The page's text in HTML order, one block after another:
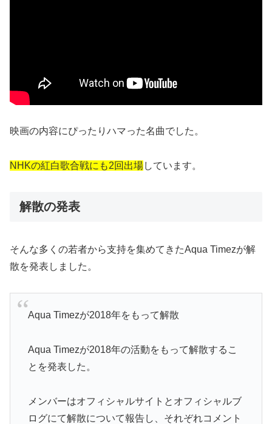
映画の内容にぴったりハマった名曲でした。
NHKの紅白歌合戦にも2回出場しています。
解散の発表
そんな多くの若者から支持を集めてきたAqua Timezが解
散を発表しました。
Aqua Timezが2018年をもって解散
Aqua Timezが2018年の活動をもって解散するこ
とを発表した。
メンバーはオフィシャルサイトとオフィシャルブ
ログにて解散について報告し、それぞれコメント